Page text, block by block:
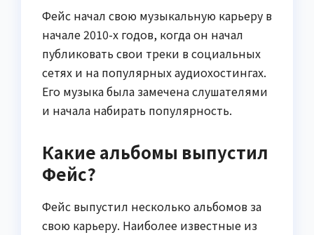
Фейс начал свою музыкальную карьеру в
начале 2010-х годов, когда он начал
публиковать свои треки в социальных
сетях и на популярных аудиохостингах.
Его музыка была замечена слушателями
и начала набирать популярность.
Какие альбомы выпустил
Фейс?
Фейс выпустил несколько альбомов за
свою карьеру. Наиболее известные из